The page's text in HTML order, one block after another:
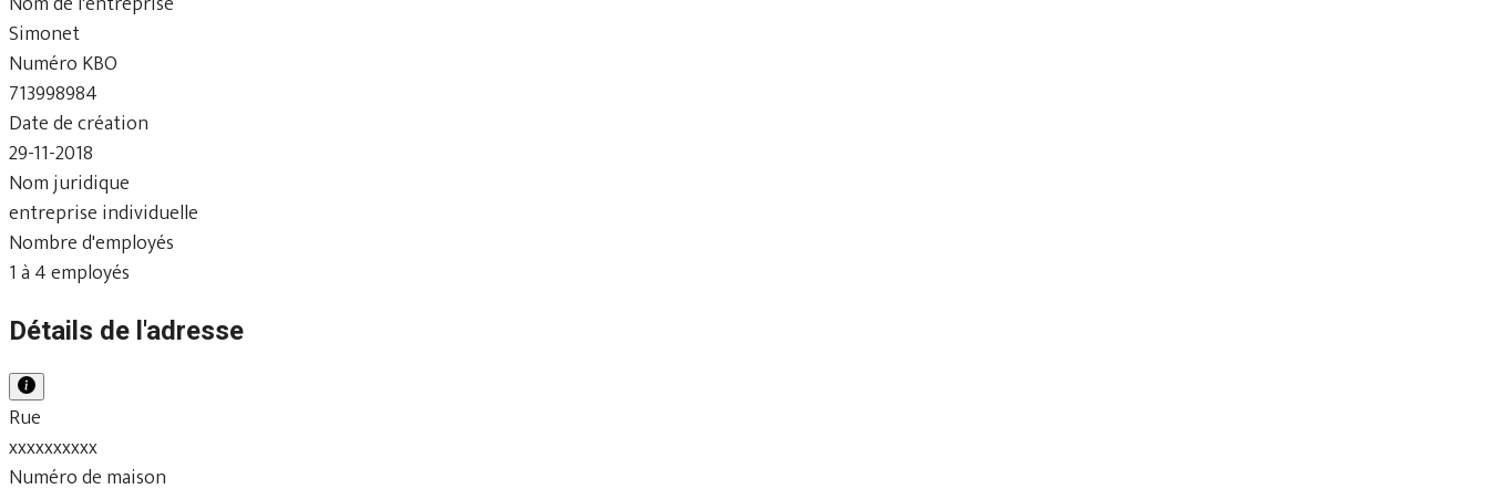
Simonet
Numéro KBO
713998984
Date de création
29-11-2018
Nom juridique
entreprise individuelle
Nombre d'employés
1 à 4 employés
Détails de l'adresse
Rue
xxxxxxxxxx
Numéro de maison